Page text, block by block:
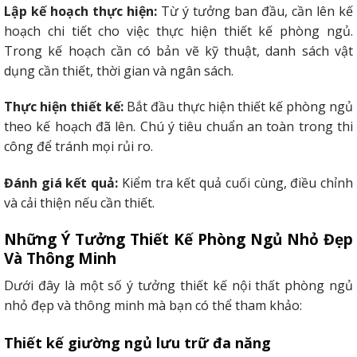
Lập kế hoạch thực hiện: Từ ý tưởng ban đầu, cần lên kế
hoạch chi tiết cho việc thực hiện thiết kế phòng ngủ.
Trong kế hoạch cần có bản vẽ kỹ thuật, danh sách vật
dụng cần thiết, thời gian và ngân sách.
Thực hiện thiết kế: Bắt đầu thực hiện thiết kế phòng ngủ
theo kế hoạch đã lên. Chú ý tiêu chuẩn an toàn trong thi
công để tránh mọi rủi ro.
Đánh giá kết quả: Kiểm tra kết quả cuối cùng, điều chỉnh
và cải thiện nếu cần thiết.
Những Ý Tưởng Thiết Kế Phòng Ngủ Nhỏ Đẹp
Và Thông Minh
Dưới đây là một số ý tưởng thiết kế nội thất phòng ngủ
nhỏ đẹp và thông minh mà bạn có thể tham khảo:
Thiết kế giường ngủ lưu trữ đa năng